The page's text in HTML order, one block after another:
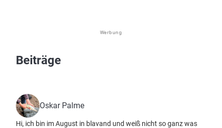
Werbung
Beiträge
Oskar Palme
Hi, ich bin im August in blavand und weiß nicht so ganz was